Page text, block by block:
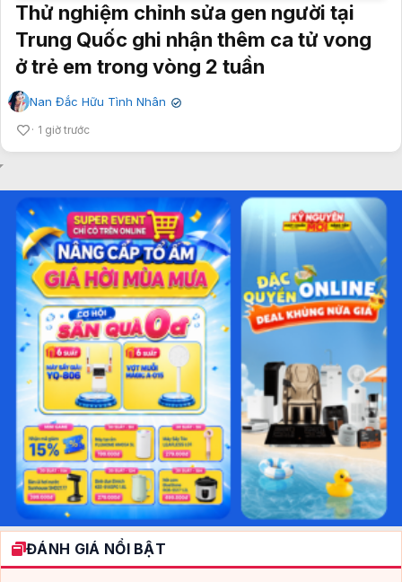
Thử nghiệm chỉnh sửa gen người tại
Trung Quốc ghi nhận thêm ca tử vong
ở trẻ em trong vòng 2 tuần
Nan Đắc Hữu Tình Nhân ✔
1 giờ trước
ĐÁNH GIÁ NỔI BẬT